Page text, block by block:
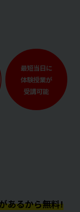
最短当日に
体験授業が
受講可能
あるから無料!